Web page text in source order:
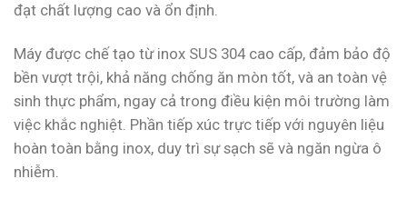
đạt chất lượng cao và ổn định.
Máy được chế tạo từ inox SUS 304 cao cấp, đảm bảo độ
bền vượt trội, khả năng chống ăn mòn tốt, và an toàn vệ
sinh thực phẩm, ngay cả trong điều kiện môi trường làm
việc khắc nghiệt. Phần tiếp xúc trực tiếp với nguyên liệu
hoàn toàn bằng inox, duy trì sự sạch sẽ và ngăn ngừa ô
nhiễm.